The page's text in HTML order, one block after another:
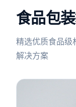
食品包
精选优质食品级
解决方案